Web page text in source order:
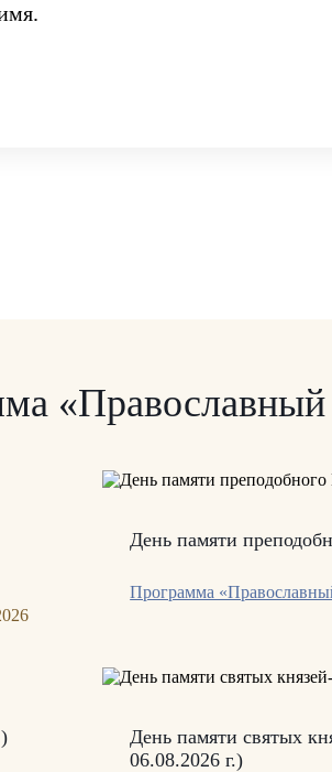
«Православный
День памяти
Программа
День памяти святых
06.08.2026 г.)